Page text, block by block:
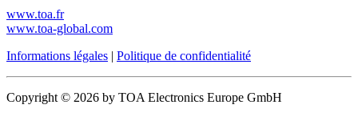
www.toa.fr
www.toa-global.com
Informations légales | Politique de confidentialité
Copyright © 2026 by TOA Electronics Europe GmbH